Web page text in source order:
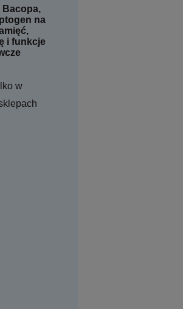
Bacopa,
na
i funkcje
w